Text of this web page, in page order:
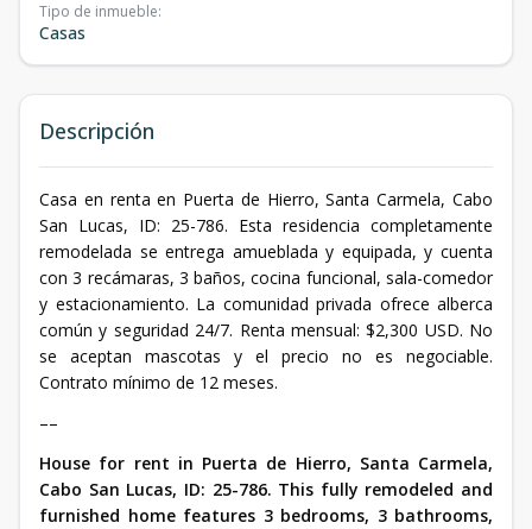
Tipo de inmueble:
Casas
Descripción
Casa en renta en Puerta de Hierro, Santa Carmela, Cabo
San Lucas, ID: 25-786. Esta residencia completamente
remodelada se entrega amueblada y equipada, y cuenta
con 3 recámaras, 3 baños, cocina funcional, sala-comedor
y estacionamiento. La comunidad privada ofrece alberca
común y seguridad 24/7. Renta mensual: $2,300 USD. No
se aceptan mascotas y el precio no es negociable.
Contrato mínimo de 12 meses.
––
House for rent in Puerta de Hierro, Santa Carmela,
Cabo San Lucas, ID: 25-786. This fully remodeled and
furnished home features 3 bedrooms, 3 bathrooms,